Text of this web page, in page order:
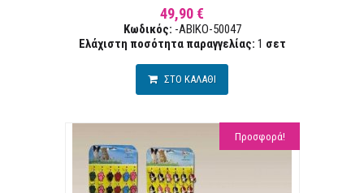
49,90 €
Κωδικός: -ABIKO-50047
Ελάχιστη ποσότητα παραγγελίας: 1 σετ
ΣΤΟ ΚΑΛΑΘΙ
Προσφορά!